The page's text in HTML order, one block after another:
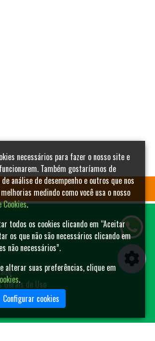
Gerais de Uso
necessários para fazer o nosso site e
Também gostaríamos de
análise de desempenho e outros que nos
medindo como você usa o nosso
.
todos os cookies clicando em “Aceitar
os que não são necessários clicando em
não necessários”.
alterar suas preferências, clique em
.
Configurar cookies